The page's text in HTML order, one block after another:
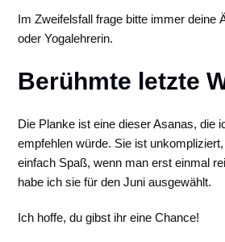
Im Zweifelsfall frage bitte immer deine
oder Yogalehrerin.
Berühmte letzte
Die Planke ist eine dieser Asanas, die
empfehlen würde. Sie ist
einfach Spaß, wenn man erst einmal
habe ich sie für den Juni ausgewählt.
Ich hoffe, du gibst ihr eine Chance!